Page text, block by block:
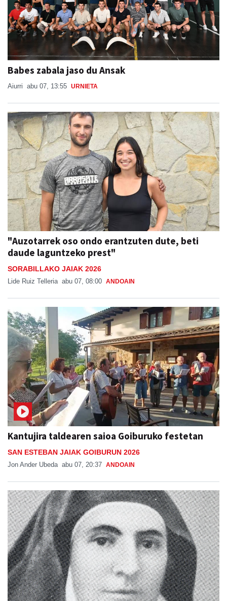
Babes zabala jaso du Ansak
Aiurri abu 07, 13:55 URNIETA
"Auzotarrek oso ondo erantzuten dute, beti
daude laguntzeko prest"
SORABILLAKO JAIAK 2026
Lide Ruiz Telleria abu 07, 08:00 ANDOAIN
Kantujira taldearen saioa Goiburuko festetan
SAN ESTEBAN JAIAK GOIBURUN 2026
Jon Ander Ubeda abu 07, 20:37 ANDOAIN